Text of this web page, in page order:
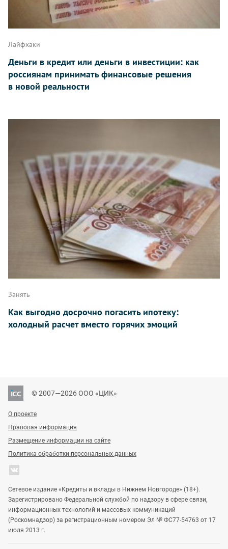
Лайфхаки
Деньги в кредит или деньги в инвестиции: как
россиянам принимать финансовые решения
в новой реальности
Занять
Как выгодно досрочно погасить ипотеку:
холодный расчет вместо горячих эмоций
© 2007—2026 ООО «ЦИК»
О проекте
Правовая информация
Размещение информации на сайте
Политика обработки персональных данных
Сетевое издание «Кредиты и вклады в Нижнем Новгороде» (18+).
Зарегистрировано Федеральной службой по надзору в сфере связи,
информационных технологий и массовых коммуникаций
(Роскомнадзор) за регистрационным номером Эл № ФС77-54763 от 17
июля 2013 г.